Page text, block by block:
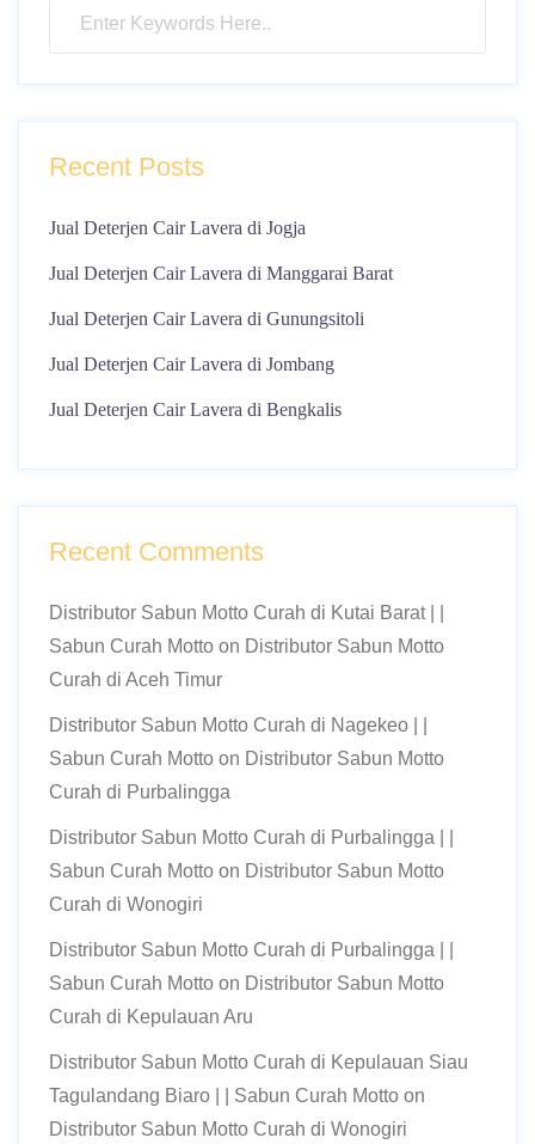
Recent Posts
Jual Deterjen Cair Lavera di Jogja
Jual Deterjen Cair Lavera di Manggarai Barat
Jual Deterjen Cair Lavera di Gunungsitoli
Jual Deterjen Cair Lavera di Jombang
Jual Deterjen Cair Lavera di Bengkalis
Recent Comments
Distributor Sabun Motto Curah di Kutai Barat | |
Sabun Curah Motto on Distributor Sabun Motto
Curah di Aceh Timur
Distributor Sabun Motto Curah di Nagekeo | |
Sabun Curah Motto on Distributor Sabun Motto
Curah di Purbalingga
Distributor Sabun Motto Curah di Purbalingga | |
Sabun Curah Motto on Distributor Sabun Motto
Curah di Wonogiri
Distributor Sabun Motto Curah di Purbalingga | |
Sabun Curah Motto on Distributor Sabun Motto
Curah di Kepulauan Aru
Distributor Sabun Motto Curah di Kepulauan Siau
Tagulandang Biaro | | Sabun Curah Motto on
Distributor Sabun Motto Curah di Wonogiri